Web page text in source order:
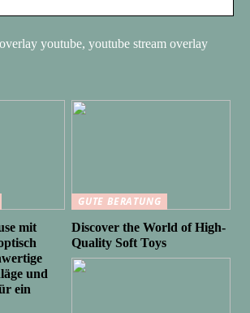
youtube, youtube stream overlay
mit
und
ein
GUTE BERATUNG
Discover the World of High-
Quality Soft Toys